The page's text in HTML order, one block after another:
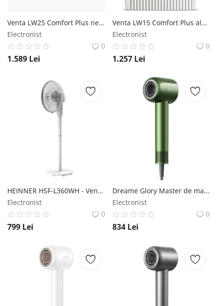
Venta LW25 Comfort Plus negru strălucitor - Purificator de aer cu umidificator Venta
Electronist
0
1.589 Lei
Venta LW15 Comfort Plus alb strălucitor - Purificator de aer cu umidificator Venta
Electronist
0
1.257 Lei
HEINNER HSF-L360WH - Ventilator stand HEINNER
Electronist
0
799 Lei
Dreame Glory Master de mare viteză - verde - Uscător de păr Dreame
Electronist
0
834 Lei